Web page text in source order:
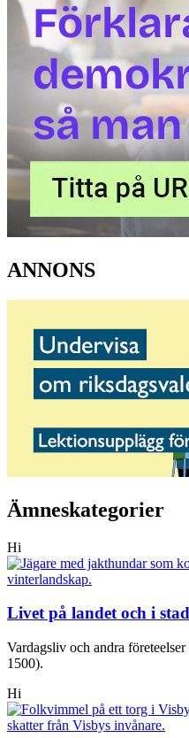
ANNONS
Ämneskategorier
Hi
Livet på landet och i
Vardagsliv och andra
1500).
Hi